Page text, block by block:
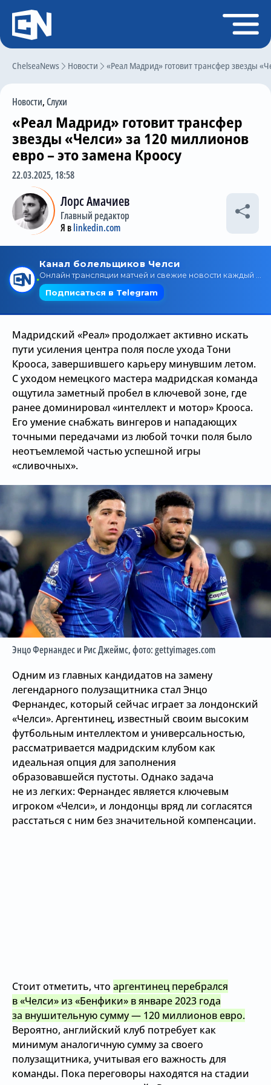
ChelseaNews Новости «Реал Мадрид» готовит трансфер звезды
Новости,Слухи
«Реал Мадрид» готовит трансфер
звезды «Челси» за 120 миллионов
евро – это замена Кроосу
22.03.2025, 18:58
Лорс Амачиев
Главный редактор
Я вlinkedin.com
Мадридский «Реал» продолжает активно искать
пути усиления центра поля после ухода Тони
Крооса, завершившего карьеру минувшим летом.
С уходом немецкого мастера мадридская команда
ощутила заметный пробел в ключевой зоне, где
ранее доминировал «интеллект и мотор» Крооса.
Его умение снабжать вингеров и нападающих
точными передачами из любой точки поля было
неотъемлемой частью успешной игры
«сливочных».
Энцо Фернандес и Рис Джеймс, фото: gettyimages.com
Одним из главных кандидатов на замену
легендарного полузащитника стал Энцо
Фернандес, который сейчас играет за лондонский
«Челси». Аргентинец, известный своим высоким
футбольным интеллектом и универсальностью,
рассматривается мадридским клубом как
идеальная опция для заполнения
образовавшейся пустоты. Однако задача
не из легких: Фернандес является ключевым
игроком «Челси», и лондонцы вряд ли согласятся
расстаться с ним без значительной компенсации.
Стоит отметить, что аргентинец перебрался
в «Челси» из «Бенфики» в январе 2023 года
за внушительную сумму — 120 миллионов евро.
Вероятно, английский клуб потребует как
минимум аналогичную сумму за своего
полузащитника, учитывая его важность для
команды. Пока переговоры находятся на стадии
Регистрация
Главная
Трансферы
Слухи
История Челси
Статистика
Календарь игр
Состав команды
Поиск по сайту
Трансляции
О сайте
Контакты